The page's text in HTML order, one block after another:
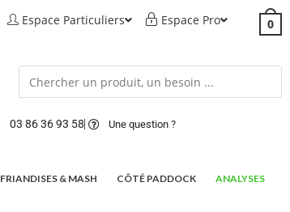
Espace Particuliers Espace Pro 0
03 86 36 93 58 Une question ?
FRIANDISES & MASH CÔTÉ PADDOCK ANALYSES